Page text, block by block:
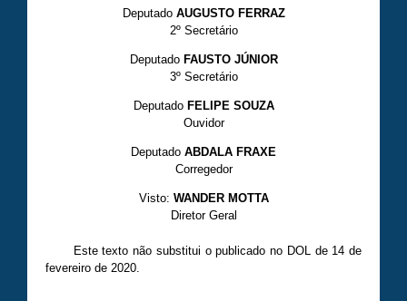
Deputado AUGUSTO FERRAZ
2º Secretário
Deputado FAUSTO JÚNIOR
3º Secretário
Deputado FELIPE SOUZA
Ouvidor
Deputado ABDALA FRAXE
Corregedor
Visto: WANDER MOTTA
Diretor Geral
Este texto não substitui o publicado no DOL de 14 de
fevereiro de 2020.